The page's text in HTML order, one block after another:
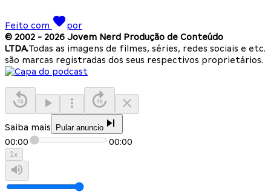
Feito com
por
© 2002 - 2026 Jovem Nerd Produção de Conteúdo
LTDA.Todas as imagens de filmes, séries, redes sociais e etc.
são marcas registradas dos seus respectivos proprietários.
Saiba mais Pular anuncio
00:00 00:00
1x